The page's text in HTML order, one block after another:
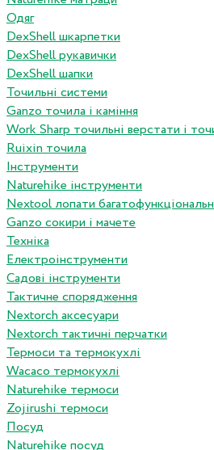
Одяг
DexShell шкарпетки
DexShell рукавички
DexShell шапки
Точильні системи
Ganzo точила і каміння
Work Sharp точильні верстати і
Ruixin точила
Інструменти
Naturehike інструменти
Nextool лопати
Ganzo сокири і мачете
Техніка
Електроінструменти
Садові інструменти
Тактичне спорядження
Nextorch аксесуари
Nextorch тактичні перчатки
Термоси та термокухлі
Wacaco термокухлі
Naturehike термоси
Zojirushi термоси
Посуд
Naturehike посуд